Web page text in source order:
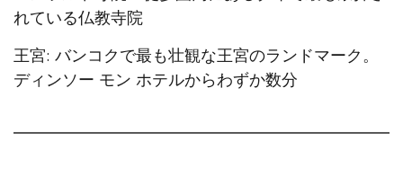
れている仏教寺院
王宮: バンコクで最も壮観な王宮のランドマーク。
ディンソー モン ホテルからわずか数分